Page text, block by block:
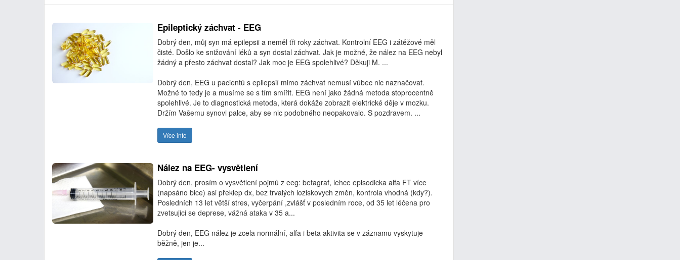
Epileptický záchvat - EEG
Dobrý den, můj syn má epilepsii a neměl tři roky záchvat. Kontrolní EEG i zátěžové měl
čisté. Došlo ke snižování léků a syn dostal záchvat. Jak je možné, že nález na EEG nebyl
žádný a přesto záchvat dostal? Jak moc je EEG spolehlivé? Děkuji M. ...
Dobrý den, EEG u pacientů s epilepsií mimo záchvat nemusí vůbec nic naznačovat.
Možné to tedy je a musíme se s tím smířit. EEG není jako žádná metoda stoprocentně
spolehlivé. Je to diagnostická metoda, která dokáže zobrazit elektrické děje v mozku.
Držím Vašemu synovi palce, aby se nic podobného neopakovalo. S pozdravem. ...
Více info
Nález na EEG- vysvětlení
Dobrý den, prosím o vysvětlení pojmů z eeg: betagraf, lehce episodicka alfa FT více
(napsáno bice) asi překlep dx, bez trvalých loziskovych změn, kontrola vhodná (kdy?).
Posledních 13 let větší stres, vyčerpání ,zvlášť v posledním roce, od 35 let léčena pro
zvetsujici se deprese, vážná ataka v 35 a...
Dobrý den, EEG nález je zcela normální, alfa i beta aktivita se v záznamu vyskytuje
běžně, jen je...